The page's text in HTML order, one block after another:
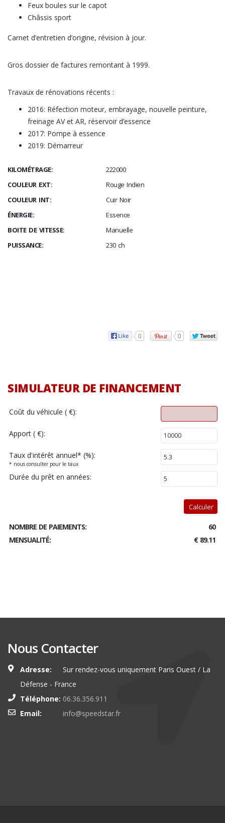
Feux boules sur le capot
Châssis sport
Carnet d’entretien d’origine, révision à jour.
Gros dossier de factures remontant à 1999.
Travaux de rénovations récents :
2016: Réfection moteur, embrayage, nouvelle peinture,
freinage AV et AR, réservoir d’essence
2017: Pompe à essence
2019: Démarreur
KILOMÉTRAGE:
222000
COULEUR EXT:
Rouge Indien
COULEUR INT:
Cuir Noir
ÉNERGIE:
Essence
BOITE DE VITESSE:
Manuelle
PUISSANCE:
230 ch
0 0
SIMULATEUR DE FINANCEMENT
Coût du véhicule ( €):
Apport ( €):
Taux d'intérêt annuel* (%):
* nous consulter pour le taux
Durée du prêt en années:
Calculer
NOMBRE DE PAIEMENTS:
60
MENSUALITÉ:
€ 89.11
Nous Contacter
Adresse:
Sur rendez-vous uniquement Paris Ouest / La
Défense - France
Téléphone: 06.36.356.911
Email:
info@speedstar.fr